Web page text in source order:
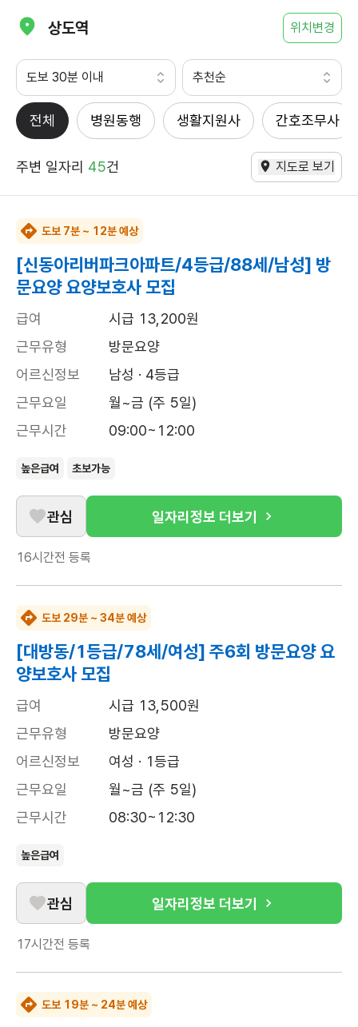
상도역 위치변경
도보 30분 이내 추천순
전체 병원동행 생활지원사 간호조무사
주변 일자리 45건 지도로 보기
도보 7분 ~ 12분 예상
[신동아리버파크아파트/4등급/88세/남성] 방
문요양 요양보호사 모집
급여
시급 13,200원
근무유형
방문요양
어르신정보
남성 · 4등급
근무요일
월~금 (주 5일)
근무시간
09:00~12:00
높은급여 초보가능
관심 일자리정보 더보기
16시간전 등록
도보 29분 ~ 34분 예상
[대방동/1등급/78세/여성] 주6회 방문요양 요
양보호사 모집
급여
시급 13,500원
근무유형
방문요양
어르신정보
여성 · 1등급
근무요일
월~금 (주 5일)
근무시간
08:30~12:30
높은급여
관심 일자리정보 더보기
17시간전 등록
도보 19분 ~ 24분 예상